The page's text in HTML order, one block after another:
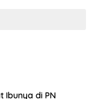
Ibunya di PN